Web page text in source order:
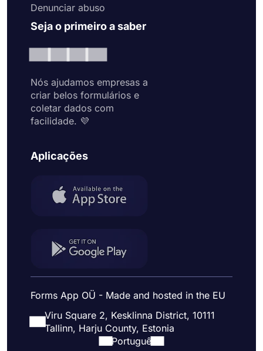
Denunciar abuso
Seja o primeiro a saber
Nós ajudamos empresas a
criar belos formulários e
coletar dados com
facilidade. 💜
Aplicações
Forms App OÜ - Made and hosted in the EU
Viru Square 2, Kesklinna District, 10111
Tallinn, Harju County, Estonia
Portuguê